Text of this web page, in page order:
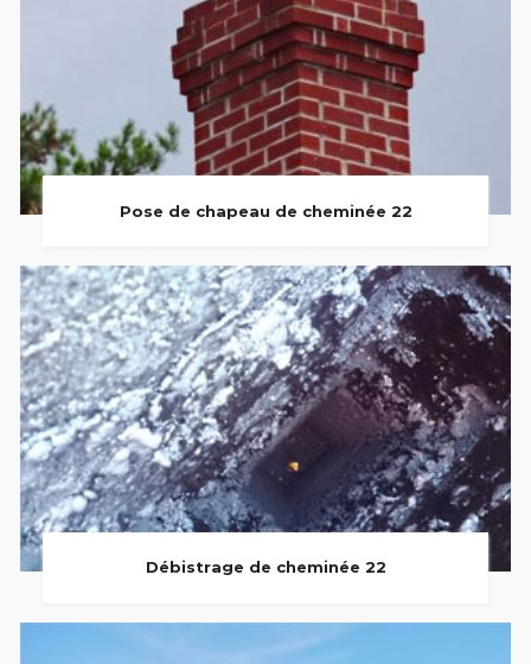
Pose de chapeau de cheminée 22
Débistrage de cheminée 22